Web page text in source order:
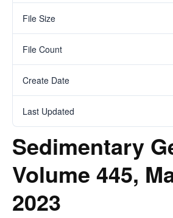
File Size
File Count
Create Date
Last Updated
Sedimentary
Volume 445,
2023